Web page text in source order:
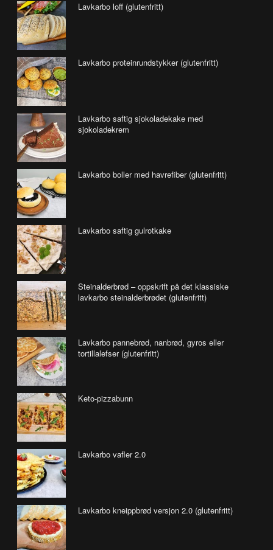
Lavkarbo loff (glutenfritt)
Lavkarbo proteinrundstykker (glutenfritt)
Lavkarbo saftig sjokoladekake med
sjokoladekrem
Lavkarbo boller med havrefiber (glutenfritt)
Lavkarbo saftig gulrotkake
Steinalderbrød – oppskrift på det klassiske
lavkarbo steinalderbrødet (glutenfritt)
Lavkarbo pannebrød, nanbrød, gyros eller
tortillalefser (glutenfritt)
Keto-pizzabunn
Lavkarbo vafler 2.0
Lavkarbo kneippbrød versjon 2.0 (glutenfritt)